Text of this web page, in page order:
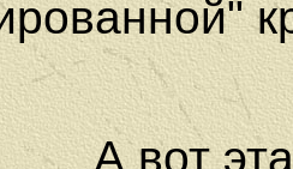
эта